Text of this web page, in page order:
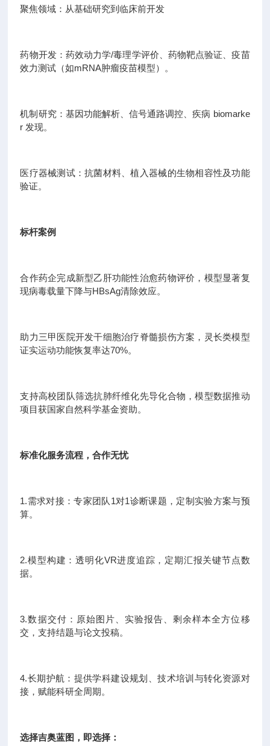
聚焦领域：从基础研究到临床前开发
药物开发：药效动力学/毒理学评价、药物靶点验证、疫苗
效力测试（如mRNA肿瘤疫苗模型）。
机制研究：基因功能解析、信号通路调控、疾病 biomarke
r 发现。
医疗器械测试：抗菌材料、植入器械的生物相容性及功能
验证。
标杆案例
合作药企完成新型乙肝功能性治愈药物评价，模型显著复
现病毒载量下降与HBsAg清除效应。
助力三甲医院开发干细胞治疗脊髓损伤方案，灵长类模型
证实运动功能恢复率达70%。
支持高校团队筛选抗肺纤维化先导化合物，模型数据推动
项目获国家自然科学基金资助。
标准化服务流程，合作无忧
1.需求对接：专家团队1对1诊断课题，定制实验方案与预
算。
2.模型构建：透明化VR进度追踪，定期汇报关键节点数
据。
3.数据交付：原始图片、实验报告、剩余样本全方位移
交，支持结题与论文投稿。
4.长期护航：提供学科建设规划、技术培训与转化资源对
接，赋能科研全周期。
选择吉奥蓝图，即选择：